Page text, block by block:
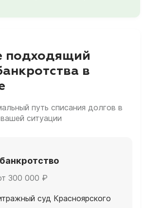
подходящий
в
путь списания долгов в
ситуации
300 000 ₽
суд Красноярского